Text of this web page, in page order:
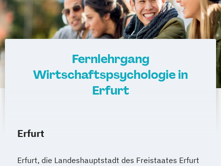
Fernlehrgang
Wirtschaftspsychologie in
Erfurt
Erfurt
Erfurt, die Landeshauptstadt des Freistaates Erfurt